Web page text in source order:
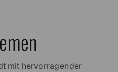
mit hervorragender